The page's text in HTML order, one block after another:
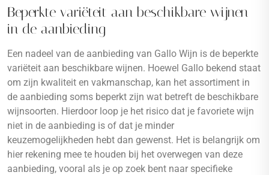
Beperkte variëteit aan beschikbare wijnen
in de aanbieding
Een nadeel van de aanbieding van Gallo Wijn is de beperkte
variëteit aan beschikbare wijnen. Hoewel Gallo bekend staat
om zijn kwaliteit en vakmanschap, kan het assortiment in
de aanbieding soms beperkt zijn wat betreft de beschikbare
wijnsoorten. Hierdoor loop je het risico dat je favoriete wijn
niet in de aanbieding is of dat je minder
keuzemogelijkheden hebt dan gewenst. Het is belangrijk om
hier rekening mee te houden bij het overwegen van deze
aanbieding, vooral als je op zoek bent naar specifieke